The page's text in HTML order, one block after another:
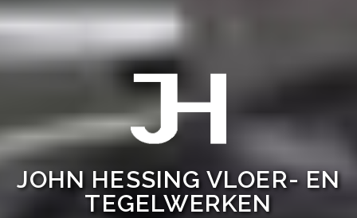
JOHN HESSING VLOER- EN
TEGELWERKEN